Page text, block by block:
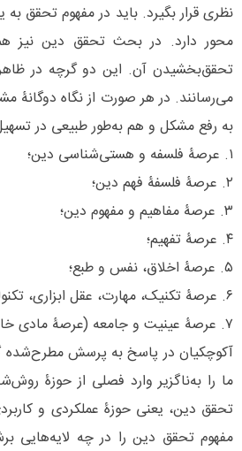
نظری قرار بگیرد. باید در مفهوم
محور دارد. در بحث تحقق دین نیز
تحقق‌بخشیدن آن. این دو گرچه در ظاهر
می‌رسانند. در هر صورت از نگاه
به رفع مشکل و هم به‌طور طبیعی در
۱. عرصۀ فلسفه و هستی‌شناسی دین؛
۲. عرصۀ فلسفۀ فهم دین؛
۳. عرصۀ مفاهیم و مفهوم دین؛
۴. عرصۀ تفهیم؛
۵. عرصۀ اخلاق، نفس و طبع؛
۶. عرصۀ تکنیک، مهارت، عقل ابزاری، تکنولوژی و…؛
۷. عرصۀ عینیت و جامعه (عرصۀ مادی خارجی).
آکوچکیان در پاسخ به پرسش
ما را به‌ناگزیر وارد فصلی از حوزۀ
تحقق دین، یعنی حوزۀ عملکردی و
مفهوم تحقق دین را در چه لایه‌هایی